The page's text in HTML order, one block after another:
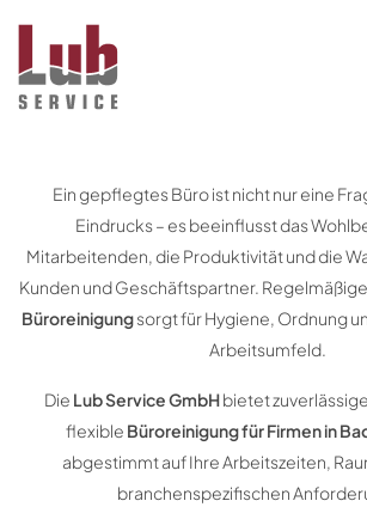
Ein gepflegtes Büro ist nicht nur eine
Eindrucks – es beeinflusst das
Mitarbeitenden, die Produktivität und die
Kunden und Geschäftspartner.
Büroreinigungsorgt für Hygiene, Ordnung
Arbeitsumfeld.
Die Lub Service GmbHbietet
flexible Büroreinigung für Firmen in
abgestimmt auf Ihre Arbeitszeiten,
branchenspezifischen